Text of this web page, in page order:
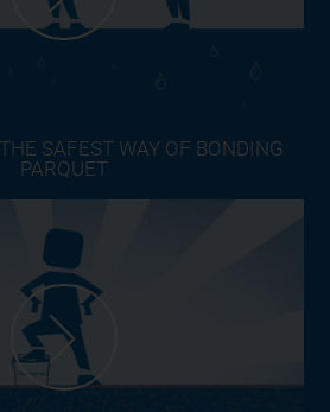
SAFEST WAY OF BONDING
PARQUET